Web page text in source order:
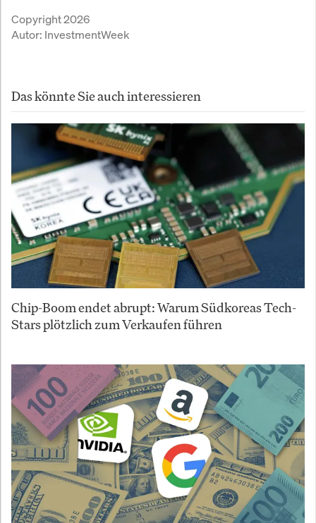
Copyright 2026
Autor: InvestmentWeek
Das könnte Sie auch interessieren
Chip-Boom endet abrupt: Warum Südkoreas Tech-
Stars plötzlich zum Verkaufen führen